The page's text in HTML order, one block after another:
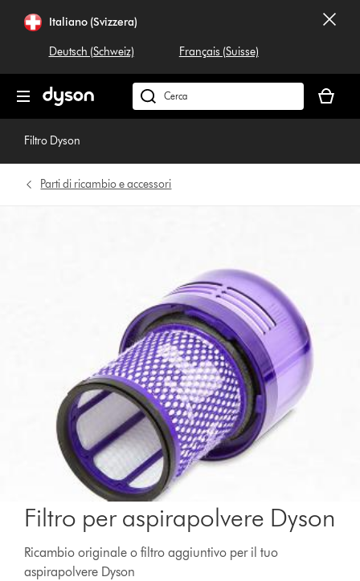
navigazioneItaliano (Svizzera)
Deutsch (Schweiz) Français (Suisse)
Cerca
su
carrello
è
Filtro Dyson
Parti di ricambio e accessori
Filtro per aspirapolvere Dyson
Ricambio originale o filtro aggiuntivo per il tuo
aspirapolvere Dyson